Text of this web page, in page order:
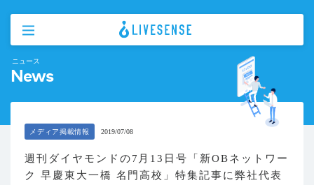
ニュース
News
メディア掲載情報 2019/07/08
週刊ダイヤモンドの7月13日号「新OBネットワー
ク 早慶東大一橋 名門高校」特集記事に弊社代表